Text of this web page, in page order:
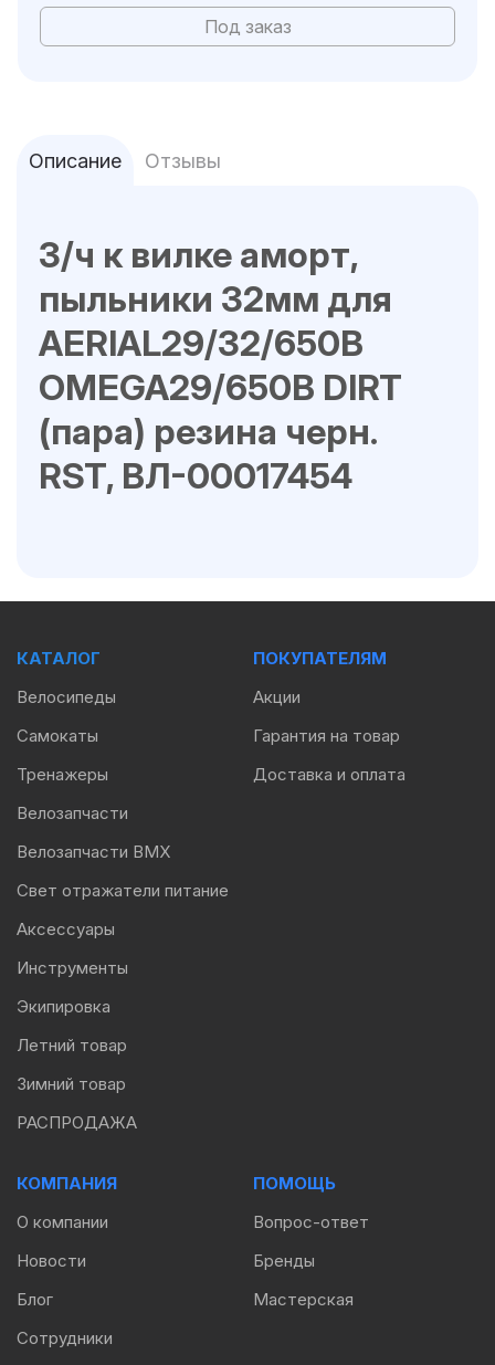
Под заказ
Описание Отзывы
З/ч к вилке аморт,
пыльники 32мм для
AERIAL29/32/650B
OMEGA29/650B DIRT
(пара) резина черн.
RST, ВЛ-00017454
КАТАЛОГ
Велосипеды
Самокаты
Тренажеры
Велозапчасти
Велозапчасти BMX
Свет отражатели питание
Аксессуары
Инструменты
Экипировка
Летний товар
Зимний товар
РАСПРОДАЖА
ПОКУПАТЕЛЯМ
Акции
Гарантия на товар
Доставка и оплата
КОМПАНИЯ
О компании
Новости
Блог
Сотрудники
ПОМОЩЬ
Вопрос-ответ
Бренды
Мастерская